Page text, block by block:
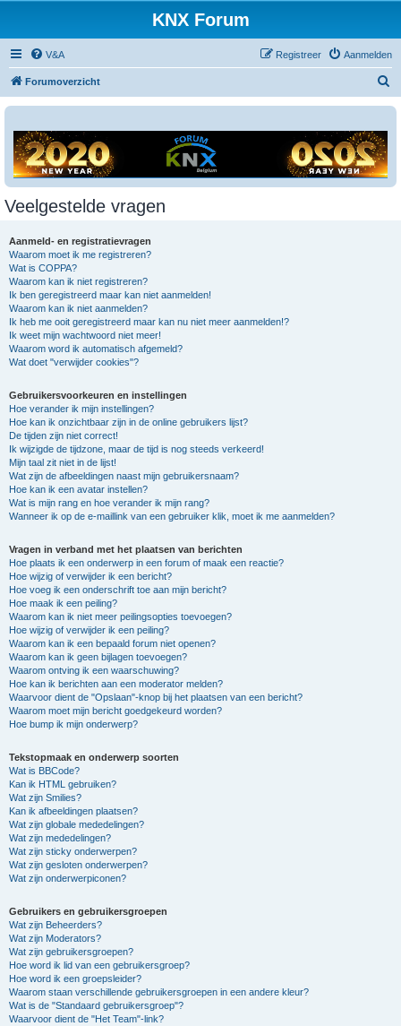
KNX Forum
V&A Aanmelden
Registreer
Forumoverzicht
Veelgestelde vragen
Aanmeld- en registratievragen
Waarom moet ik me registreren?
Wat is COPPA?
Waarom kan ik niet registreren?
Ik ben geregistreerd maar kan niet aanmelden!
Waarom kan ik niet aanmelden?
Ik heb me ooit geregistreerd maar kan nu niet meer aanmelden!?
Ik weet mijn wachtwoord niet meer!
Waarom word ik automatisch afgemeld?
Wat doet "verwijder cookies"?
Gebruikersvoorkeuren en instellingen
Hoe verander ik mijn instellingen?
Hoe kan ik onzichtbaar zijn in de online gebruikers lijst?
De tijden zijn niet correct!
Ik wijzigde de tijdzone, maar de tijd is nog steeds verkeerd!
Mijn taal zit niet in de lijst!
Wat zijn de afbeeldingen naast mijn gebruikersnaam?
Hoe kan ik een avatar instellen?
Wat is mijn rang en hoe verander ik mijn rang?
Wanneer ik op de e-maillink van een gebruiker klik, moet ik me aanmelden?
Vragen in verband met het plaatsen van berichten
Hoe plaats ik een onderwerp in een forum of maak een reactie?
Hoe wijzig of verwijder ik een bericht?
Hoe voeg ik een onderschrift toe aan mijn bericht?
Hoe maak ik een peiling?
Waarom kan ik niet meer peilingsopties toevoegen?
Hoe wijzig of verwijder ik een peiling?
Waarom kan ik een bepaald forum niet openen?
Waarom kan ik geen bijlagen toevoegen?
Waarom ontving ik een waarschuwing?
Hoe kan ik berichten aan een moderator melden?
Waarvoor dient de "Opslaan"-knop bij het plaatsen van een bericht?
Waarom moet mijn bericht goedgekeurd worden?
Hoe bump ik mijn onderwerp?
Tekstopmaak en onderwerp soorten
Wat is BBCode?
Kan ik HTML gebruiken?
Wat zijn Smilies?
Kan ik afbeeldingen plaatsen?
Wat zijn globale mededelingen?
Wat zijn mededelingen?
Wat zijn sticky onderwerpen?
Wat zijn gesloten onderwerpen?
Wat zijn onderwerpiconen?
Gebruikers en gebruikersgroepen
Wat zijn Beheerders?
Wat zijn Moderators?
Wat zijn gebruikersgroepen?
Hoe word ik lid van een gebruikersgroep?
Hoe word ik een groepsleider?
Waarom staan verschillende gebruikersgroepen in een andere kleur?
Wat is de "Standaard gebruikersgroep"?
Waarvoor dient de "Het Team"-link?